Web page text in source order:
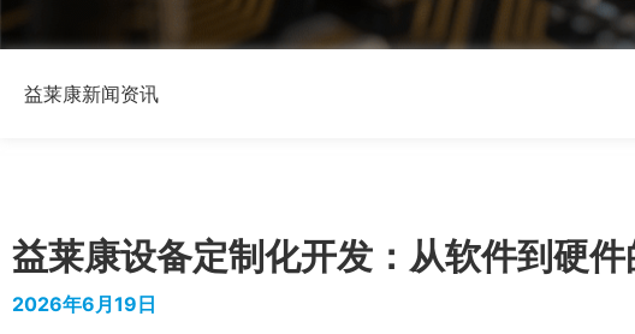
益莱康新闻资讯
益莱康设备定制化开发：从软件到硬
2026年6月19日